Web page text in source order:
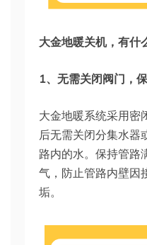
大金地暖关机，有什
1、无需关闭阀门，
大金地暖系统采用密
后无需关闭分集水器
路内的水。保持管路
气，防止管路内壁因
垢。